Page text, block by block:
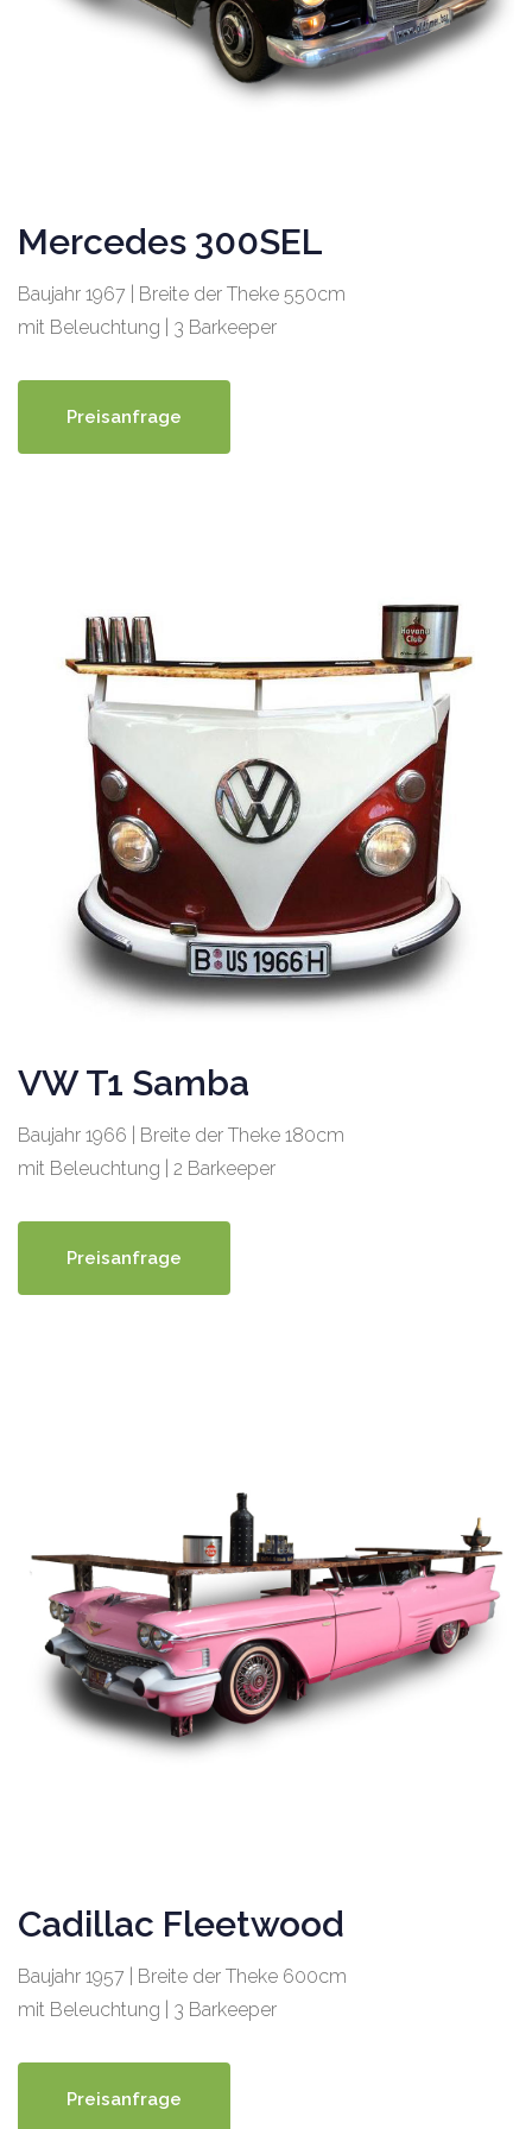
Mercedes 300SEL
Baujahr 1967 | Breite der Theke 550cm
mit Beleuchtung | 3 Barkeeper
Preisanfrage
VW T1 Samba
Baujahr 1966 | Breite der Theke 180cm
mit Beleuchtung | 2 Barkeeper
Preisanfrage
Cadillac Fleetwood
Baujahr 1957 | Breite der Theke 600cm
mit Beleuchtung | 3 Barkeeper
Preisanfrage